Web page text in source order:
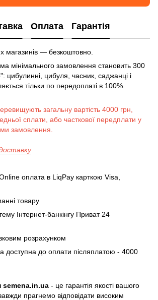
Оплата Гарантія
магазинів — безкоштовно.
мінімального замовлення становить 300
цибулинні, цибуля, часник, саджанці і
тільки по передоплаті в 100%.
загальну вартість 4000 грн,
сплати, або часткової передплати у
замовлення.
оплата в LiqPay карткою Visa,
товару
Інтернет-банкінгу Приват 24
розрахунком
доступна до оплати післяплатою - 4000
semena.in.ua - це гарантія якості вашого
прагнемо відповідати високим